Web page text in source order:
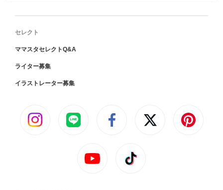
セレクト
ママスタセレクトQ&A
ライター募集
イラストレーター募集